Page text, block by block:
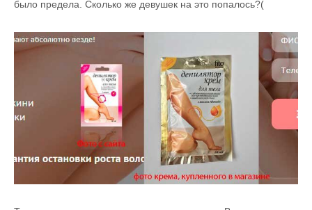
было предела. Сколько же девушек на это попалось?(